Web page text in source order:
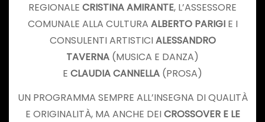
REGIONALE CRISTINA AMIRANTE, L’ASSESSORE
COMUNALE ALLA CULTURA ALBERTO PARIGIE I
CONSULENTI ARTISTICIALESSANDRO
TAVERNA (MUSICA E DANZA)
E CLAUDIA CANNELLA (PROSA)
UN PROGRAMMA SEMPRE ALL’INSEGNA DI QUALITÀ
E ORIGINALITÀ, MA ANCHE DEICROSSOVER E LE